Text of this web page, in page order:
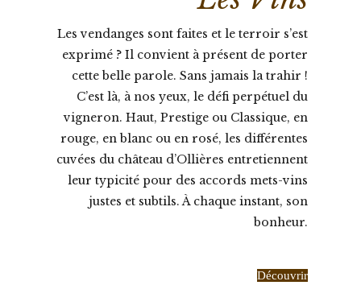
Les vendanges sont faites et le terroir s’est
exprimé ? Il convient à présent de porter
cette belle parole. Sans jamais la trahir !
C’est là, à nos yeux, le défi perpétuel du
vigneron. Haut, Prestige ou Classique, en
rouge, en blanc ou en rosé, les différentes
cuvées du château d’Ollières entretiennent
leur typicité pour des accords mets-vins
justes et subtils. À chaque instant, son
bonheur.
Découvrir